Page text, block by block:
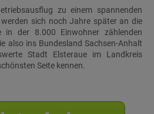
zu einem spannenden
sich noch Jahre später an die
in der 8.000 Einwohner zählenden
also ins Bundesland Sachsen-Anhalt
Stadt Elsteraue im Landkreis
Seite kennen.